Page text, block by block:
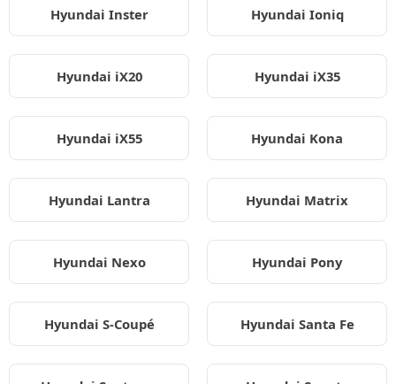
Hyundai Inster Hyundai Ioniq
Hyundai iX20 Hyundai iX35
Hyundai iX55 Hyundai Kona
Hyundai Lantra Hyundai Matrix
Hyundai Nexo Hyundai Pony
Hyundai S-Coupé Hyundai Santa Fe